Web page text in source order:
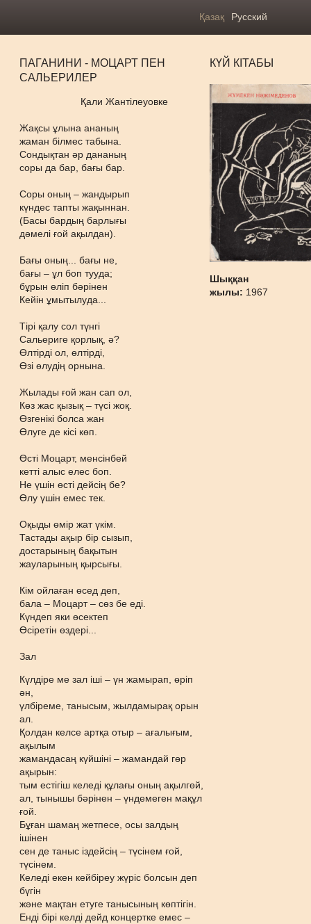
Қазақ Русский
ПАГАНИНИ - МОЦАРТ ПЕН
САЛЬЕРИЛЕР
Қали Жантілеуовке
Жақсы ұлына ананың
жаман білмес табына.
Сондықтан әр дананың
соры да бар, бағы бар.
Соры оның – жандырып
күндес тапты жақыннан.
(Басы бардың барлығы
дәмелі ғой ақылдан).
Бағы оның... бағы не,
бағы – ұл боп тууда;
бұрын өліп бәрінен
Кейін ұмытылуда...
Тірі қалу сол түнгі
Сальериге қорлық, ә?
Өлтірді ол, өлтірді,
Өзі өлудің орнына.
Жылады ғой жан сап ол,
Көз жас қызық – түсі жоқ.
Өзгенікі болса жан
Өлуге де кісі көп.
Өсті Моцарт, менсінбей
кетті алыс елес боп.
Не үшін өсті дейсің бе?
Өлу үшін емес тек.
Оқыды өмір жат үкім.
Тастады ақыр бір сызып,
достарының бақытын
жауларының қырсығы.
Кім ойлаған өсед деп,
бала – Моцарт – сөз бе еді.
Күндеп яки өсектеп
Өсіретін өздері...
Зал
Күлдіре ме зал іші – үн жамырап, өріп
ән,
үлбіреме, танысым, жылдамырақ орын
ал.
Қолдан келсе артқа отыр – ағалығым,
ақылым
жамандасаң күйшіні – жамандай гөр
ақырын:
тым естігіш келеді құлағы оның ақылгөй,
ал, тынышы бәрінен – үндемеген мақұл
ғой.
Бұған шамаң жетпесе, осы залдың
ішінен
сен де таныс іздейсің – түсінем ғой,
түсінем.
Келеді екен кейбіреу жүріс болсын деп
бүгін
және мақтан етуге танысының көптігін.
Енді бірі келді дейд концертке емес –
КҮЙ КІТАБЫ
Шыққан
жылы: 1967